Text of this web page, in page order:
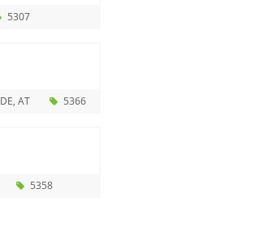
5307
DE AT 5366
5358